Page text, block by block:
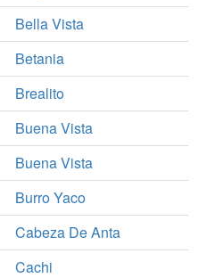
Bella Vista
Betania
Brealito
Buena Vista
Buena Vista
Burro Yaco
Cabeza De Anta
Cachi